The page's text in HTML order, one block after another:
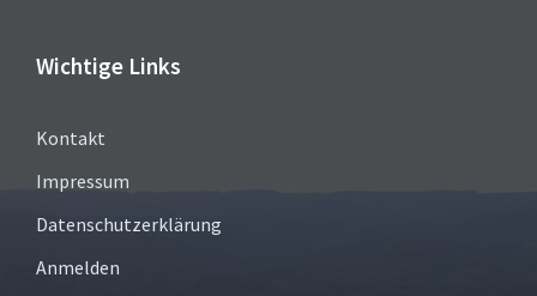
Wichtige Links
Kontakt
Impressum
Datenschutzerklärung
Anmelden